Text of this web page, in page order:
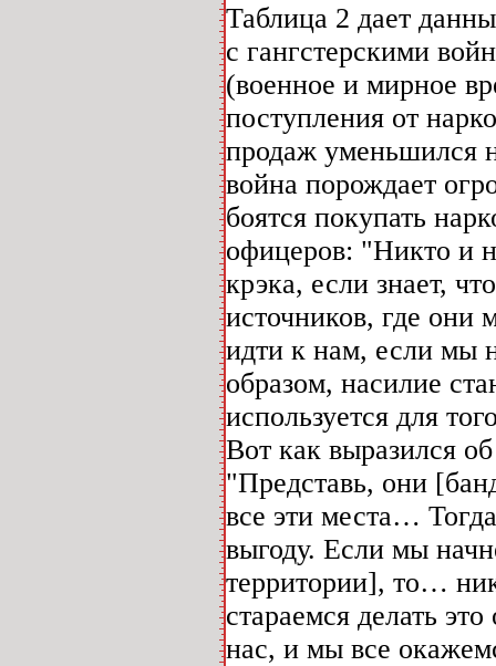
Таблица 2 дает
с гангстерскими
(военное и мирное
поступления от
продаж уменьшился
война порождает
боятся покупать
офицеров: "Никто и
крэка, если знает,
источников, где они
идти к нам, если мы
образом, насилие
используется для
Вот как выразился
"Представь, они
все эти места…
выгоду. Если мы
территории], то…
стараемся делать
нас, и мы все